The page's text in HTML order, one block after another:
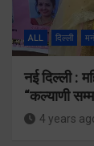
ALL दिल्ली
नई दिल्ली :
“कल्याणी
4 years